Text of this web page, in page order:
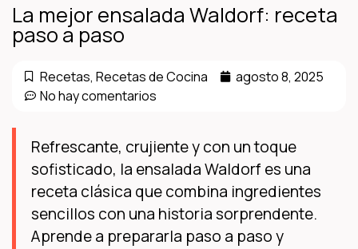
La mejor ensalada Waldorf: receta
paso a paso
Recetas, Recetas de Cocina
agosto 8, 2025
No hay comentarios
Refrescante, crujiente y con un toque
sofisticado, la ensalada Waldorf es una
receta clásica que combina ingredientes
sencillos con una historia sorprendente.
Aprende a prepararla paso a paso y